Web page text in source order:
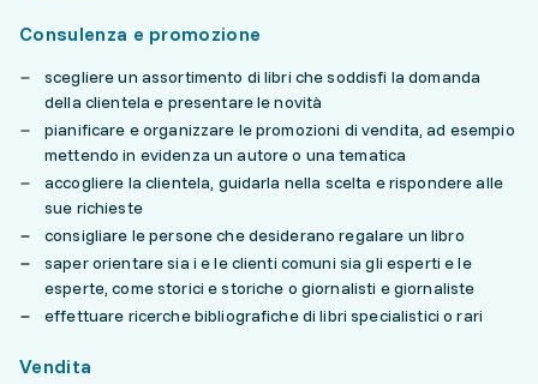
Consulenza e promozione
scegliere un assortimento di libri che soddisfi la domanda
della clientela e presentare le novità
pianificare e organizzare le promozioni di vendita, ad esempio
mettendo in evidenza un autore o una tematica
accogliere la clientela, guidarla nella scelta e rispondere alle
sue richieste
consigliare le persone che desiderano regalare un libro
saper orientare sia i e le clienti comuni sia gli esperti e le
esperte, come storici e storiche o giornalisti e giornaliste
effettuare ricerche bibliografiche di libri specialistici o rari
Vendita